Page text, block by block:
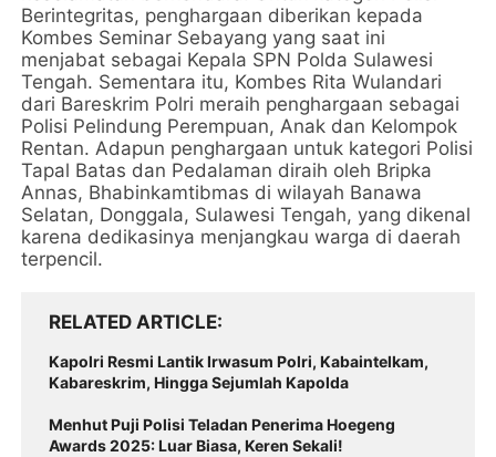
Berintegritas, penghargaan diberikan kepada
Kombes Seminar Sebayang yang saat ini
menjabat sebagai Kepala SPN Polda Sulawesi
Tengah. Sementara itu, Kombes Rita Wulandari
dari Bareskrim Polri meraih penghargaan sebagai
Polisi Pelindung Perempuan, Anak dan Kelompok
Rentan. Adapun penghargaan untuk kategori Polisi
Tapal Batas dan Pedalaman diraih oleh Bripka
Annas, Bhabinkamtibmas di wilayah Banawa
Selatan, Donggala, Sulawesi Tengah, yang dikenal
karena dedikasinya menjangkau warga di daerah
terpencil.
RELATED ARTICLE
Kapolri Resmi Lantik Irwasum Polri, Kabaintelkam,
Kabareskrim, Hingga Sejumlah Kapolda
Menhut Puji Polisi Teladan Penerima Hoegeng
Awards 2025: Luar Biasa, Keren Sekali!